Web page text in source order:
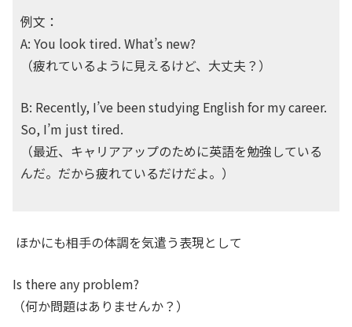
例文：
A: You look tired. What’s new?
（疲れているように見えるけど、大丈夫？）
B: Recently, I’ve been studying English for my career.
So, I’m just tired.
（最近、キャリアアップのために英語を勉強している
んだ。だから疲れているだけだよ。）
ほかにも相手の体調を気遣う表現として
Is there any problem?
（何か問題はありませんか？）